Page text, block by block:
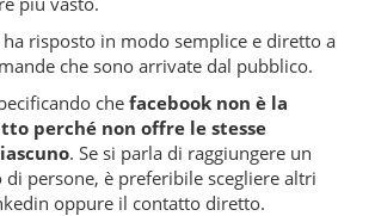
risposto in modo semplice e diretto a
che sono arrivate dal pubblico.
che facebook non è la
perché non offre le stesse
. Se si parla di raggiungere un
persone, è preferibile scegliere altri
oppure il contatto diretto.